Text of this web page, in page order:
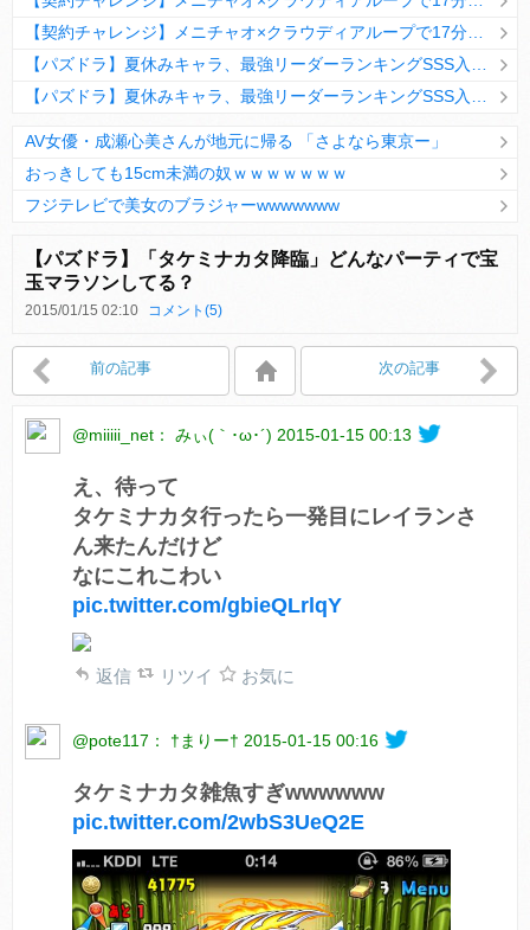
Powered by livedoor 相互RSS
AV女優・成瀬心美さんが地元に帰る 「さよなら東京ー」
おっきしても15cm未満の奴ｗｗｗｗｗｗｗ
フジテレビで美女のブラジャーwwwwwww
【パズドラ】「タケミナカタ降臨」どんなパーティで宝
玉マラソンしてる？
2015/01/15 02:10 コメント(5)
前の記事 次の記事
@miiiii_net： みぃ(｀･ω･´) 2015-01-15 00:13
え、待って
タケミナカタ行ったら一発目にレイランさ
ん来たんだけど
なにこれこわい
pic.twitter.com/gbieQLrlqY
返信 リツイ お気に
@pote117： †まりー† 2015-01-15 00:16
タケミナカタ雑魚すぎwwwwww
pic.twitter.com/2wbS3UeQ2E